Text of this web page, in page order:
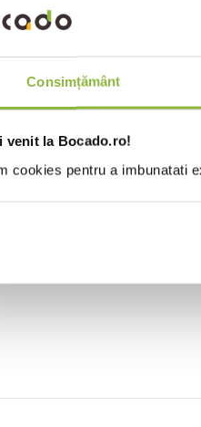
Consimțământ
venit la Bocado.ro!
cookies pentru a imbunatati
Ciabatta